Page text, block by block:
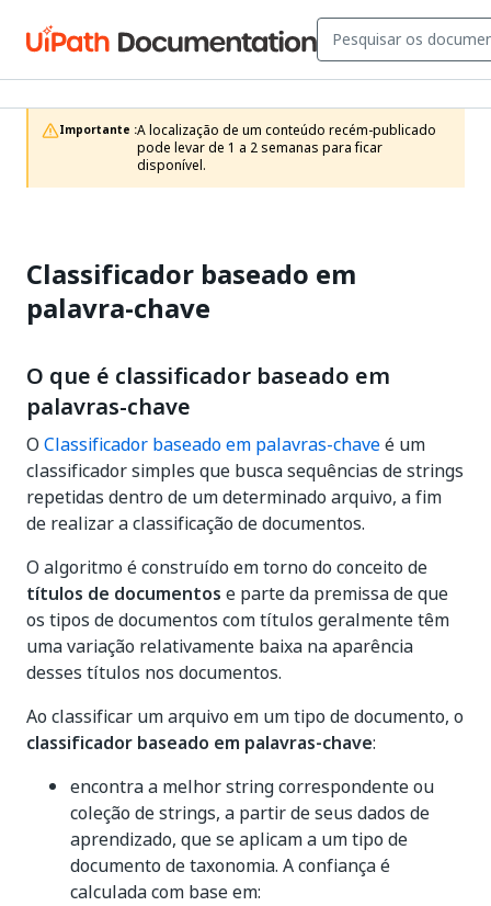
Importante :A localização de um conteúdo recém-publicado
pode levar de 1 a 2 semanas para ficar
disponível.
Classificador baseado em
palavra-chave
O que é classificador baseado em
palavras-chave
O Classificador baseado em palavras-chaveé um
classificador simples que busca sequências de strings
repetidas dentro de um determinado arquivo, a fim
de realizar a classificação de documentos.
O algoritmo é construído em torno do conceito de
títulos de documentos e parte da premissa de que
os tipos de documentos com títulos geralmente têm
uma variação relativamente baixa na aparência
desses títulos nos documentos.
Ao classificar um arquivo em um tipo de documento, o
classificador baseado em palavras-chave:
encontra a melhor string correspondente ou
coleção de strings, a partir de seus dados de
aprendizado, que se aplicam a um tipo de
documento de taxonomia. A confiança é
calculada com base em: